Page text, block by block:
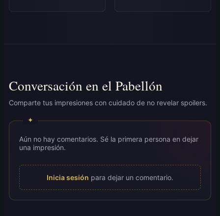
Conversación en el Pabellón
Comparte tus impresiones con cuidado de no revelar spoilers.
Aún no hay comentarios. Sé la primera persona en dejar
una impresión.
Inicia sesión para dejar un comentario.